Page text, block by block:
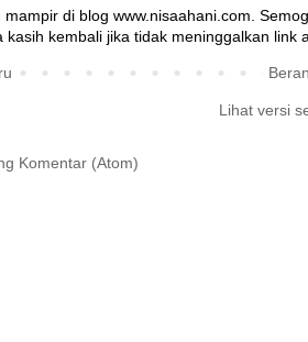
mampir di blog www.nisaahani.com.
kasih kembali jika tidak meninggalkan
Lihat versi
Komentar (Atom)